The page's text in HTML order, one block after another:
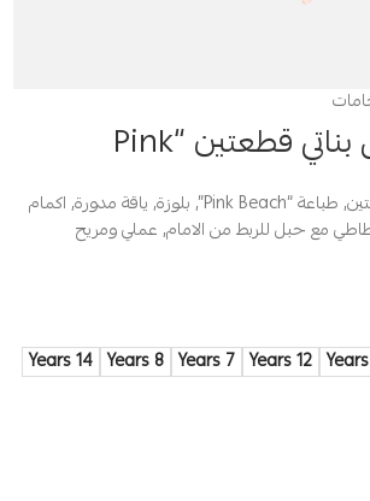
بيجامة أطفال بناتي قطعتين “Pink
بيجامة اطفال بناتي, قطعتين, طباعة “Pink Beach”, بلوزة, ياقة مدورة, اكمام
مع حبل للربط من الامام, عملي ومريح
12 Years
7 Years
8 Years
14 Years